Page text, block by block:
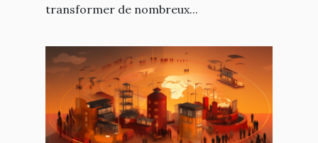
transformer de nombreux...